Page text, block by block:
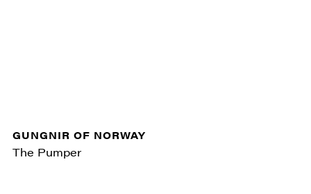
GUNGNIR OF NORWAY
The Pumper